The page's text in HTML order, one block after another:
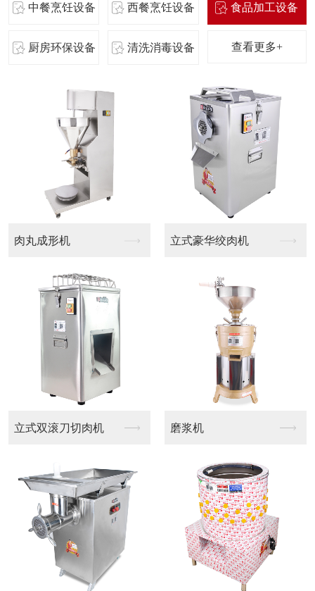
中餐烹饪设备 西餐烹饪设备 食品加工设备
厨房环保设备 清洗消毒设备 查看更多+
形机 立式豪华绞肉机
滚刀切肉机 磨浆机
英式抽
岛形抽